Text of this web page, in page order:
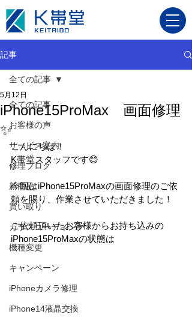
記事
全ての記事
お客様の声
サービス案内
修理ブログ
新商品
買い取り
ガラスコーティング
機種変更
キャンペーン
iPhoneカメラ修理
iPhone14液晶交換
全ての記事
iPhone15ProMax 画面修理
✨
5月12日
こんにちは！
K帯堂スタッフです😊
今回はiPhone15ProMaxの画面修理のご依
頼を賜り、作業させていただきました！
ご依頼頂いたお客様からお持ち込みの
iPhone15ProMaxの状態は